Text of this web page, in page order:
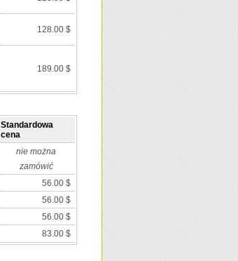
128.00 $
189.00 $
Standardowa
cena
nie można
zamówić
56.00 $
56.00 $
56.00 $
83.00 $